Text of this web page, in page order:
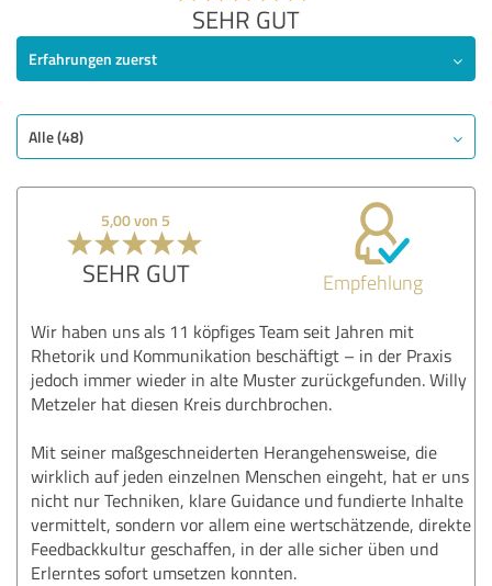
SEHR GUT
Erfahrungen zuerst
Alle (48)
5,00 von 5
SEHR GUT Empfehlung
Wir haben uns als 11 köpfiges Team seit Jahren mit
Rhetorik und Kommunikation beschäftigt – in der Praxis
jedoch immer wieder in alte Muster zurückgefunden. Willy
Metzeler hat diesen Kreis durchbrochen.
Mit seiner maßgeschneiderten Herangehensweise, die
wirklich auf jeden einzelnen Menschen eingeht, hat er uns
nicht nur Techniken, klare Guidance und fundierte Inhalte
vermittelt, sondern vor allem eine wertschätzende, direkte
Feedbackkultur geschaffen, in der alle sicher üben und
Erlerntes sofort umsetzen konnten.